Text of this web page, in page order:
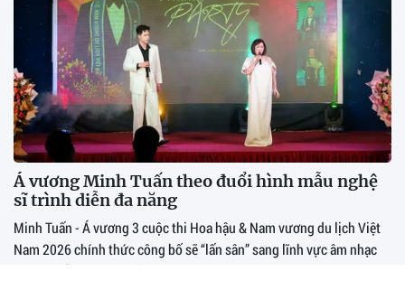
Á vương Minh Tuấn theo đuổi hình mẫu nghệ
sĩ trình diễn đa năng
Minh Tuấn - Á vương 3 cuộc thi Hoa hậu & Nam vương du lịch Việt
Nam 2026 chính thức công bố sẽ “lấn sân” sang lĩnh vực âm nhạc
trong buổi gặp gỡ truyền thông sau thời gian đăng quang.